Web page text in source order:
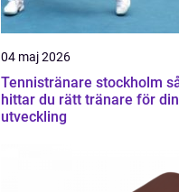
04 maj 2026
Tennistränare stockholm så
hittar du rätt tränare för din
utveckling